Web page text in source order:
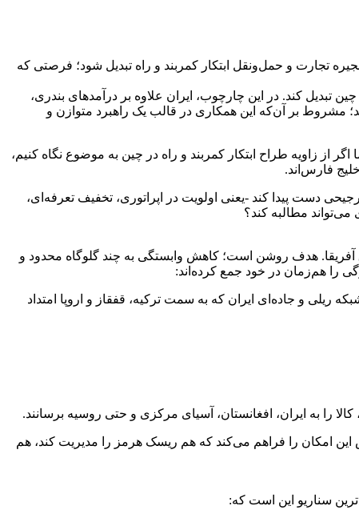
تجارت و حمل‌ونقل ابتکار کمربند و راه تبدیل شود؛ فرصتی که
تبدیل کند. در این چارچوب، ایران علاوه بر درآمدهای بندری،
دهد؛ مشروط بر آن‌که این همکاری در قالب یک راهبرد متوازن و
از زاویه طراح ابتکار کمربند و راه در چین به موضوع نگاه کنیم،
فارس‌اند.
دست پیدا کند -یعنی اولویت در اپراتوری، تخفیف تعرفه‌ای،
مطالبه کند؟
آفریقا. هدف روشن است؛ کاهش وابستگی به چند گلوگاه محدود و
را هم‌زمان در خود جمع کرده‌اند:
و جاده‌ای ایران که به سمت ترکیه، قفقاز و اروپا امتداد
را به ایران، افغانستان، آسیای مرکزی و حتی روسیه برسانند.
این امکان را فراهم می‌کند که هم ریسک هرمز را مدیریت کند، هم
سناریو این است که: